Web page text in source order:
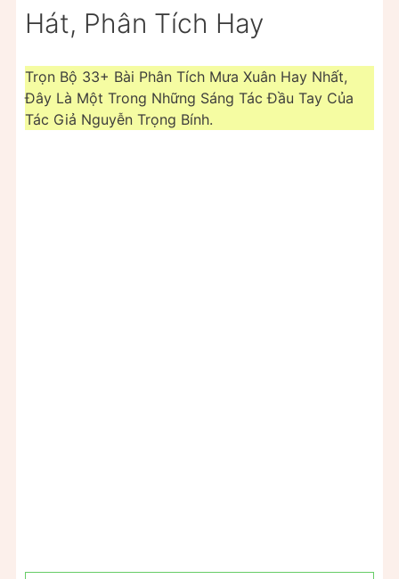
Hát, Phân Tích Hay
Trọn Bộ 33+ Bài Phân Tích Mưa Xuân Hay Nhất,
Đây Là Một Trong Những Sáng Tác Đầu Tay Của
Tác Giả Nguyễn Trọng Bính.